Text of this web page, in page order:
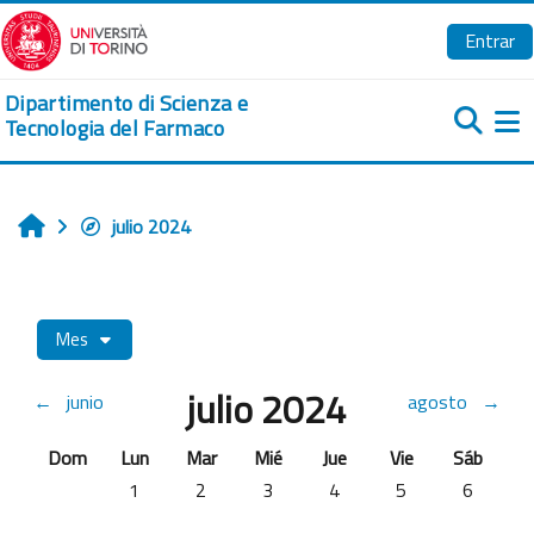
Salta al contenido principal
Entrar
Dipartimento di Scienza e
Tecnologia del Farmaco
Iniciojulio 2024
Mes
← junio julio 2024 agosto
→
Domingo
Dom Lunes
Lun Martes
Mar Miércoles
Mié Jueves
Jue Viernes
Vie Sábado
Sáb
Sin eventos, lunes, 1 julio
1 Sin eventos, martes, 2 julio
2 Sin eventos, miércoles, 3 julio
3 Sin eventos, jueves, 4 julio
4 Sin eventos,
5 Sin
6